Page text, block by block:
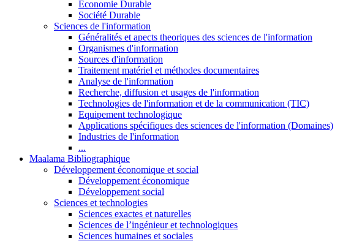
Economie Durable
Société Durable
Sciences de l'information
Généralités et apects theoriques des sciences de l'information
Organismes d'information
Sources d'information
Traitement matériel et méthodes documentaires
Analyse de l'information
Recherche, diffusion et usages de l'information
Technologies de l'information et de la communication (TIC)
Equipement technologique
Applications spécifiques des sciences de l'information (Domaines)
Industries de l'information
...
Maalama Bibliographique
Développement économique et social
Développement économique
Développement social
Sciences et technologies
Sciences exactes et naturelles
Sciences de l’ingénieur et technologiques
Sciences humaines et sociales